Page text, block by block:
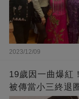
2023/12/09
19歲因一曲爆紅
被傳當小三終退